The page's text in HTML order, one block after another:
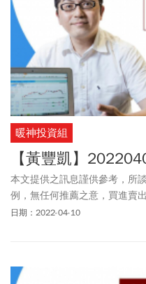
暖神投資組
【黃豐凱】
本文提供之訊息謹供參考，所
例，無任何推薦之意，買進賣
供訂閱戶本人使用，非經授權
日期：2022-04-10